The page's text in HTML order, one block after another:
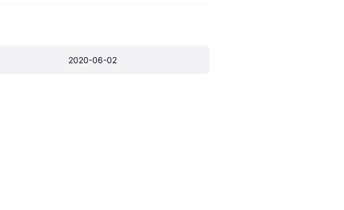
2020-06-02